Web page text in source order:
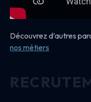
Découvrez d’autres
nos métiers